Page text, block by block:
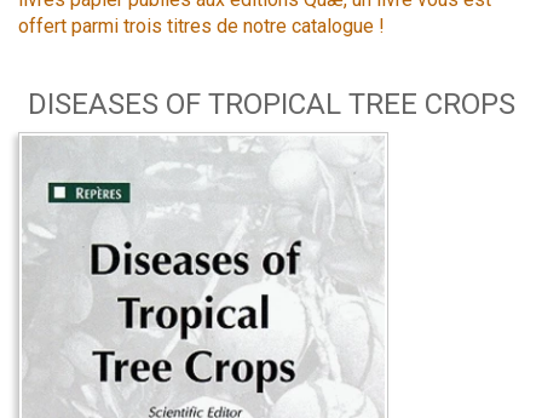
offert parmi trois titres de notre catalogue !
DISEASES OF TROPICAL TREE CROPS